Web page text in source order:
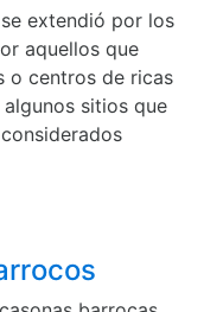
extendió por los
aquellos que
o centros de ricas
sitios que